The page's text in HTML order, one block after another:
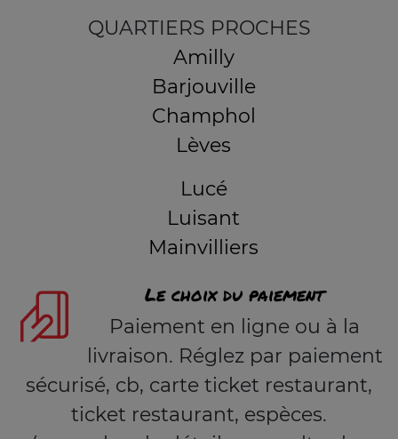
QUARTIERS PROCHES
Amilly
Barjouville
Champhol
Lèves
Lucé
Luisant
Mainvilliers
Le choix du paiement
Paiement en ligne ou à la
livraison. Réglez par paiement
sécurisé, cb, carte ticket restaurant,
ticket restaurant, espèces.